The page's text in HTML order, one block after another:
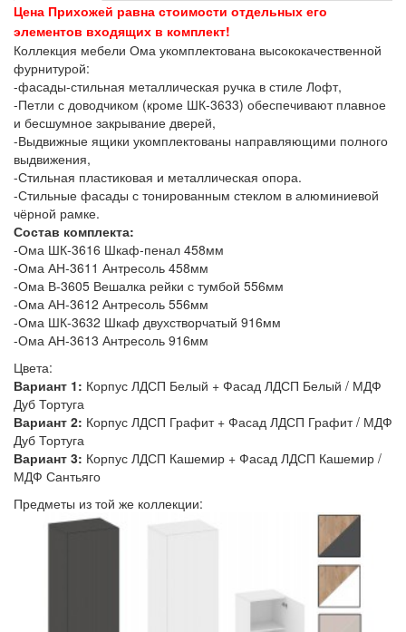
Цена Прихожей равна стоимости отдельных его
элементов входящих в комплект!
Коллекция мебели Ома укомплектована высококачественной
фурнитурой:
-фасады-стильная металлическая ручка в стиле Лофт,
-Петли с доводчиком (кроме ШК-3633) обеспечивают плавное
и бесшумное закрывание дверей,
-Выдвижные ящики укомплектованы направляющими полного
выдвижения,
-Стильная пластиковая и металлическая опора.
-Стильные фасады с тонированным стеклом в алюминиевой
чёрной рамке.
Состав комплекта:
-Ома ШК-3616 Шкаф-пенал 458мм
-Ома АН-3611 Антресоль 458мм
-Ома В-3605 Вешалка рейки с тумбой 556мм
-Ома АН-3612 Антресоль 556мм
-Ома ШК-3632 Шкаф двухстворчатый 916мм
-Ома АН-3613 Антресоль 916мм
Цвета:
Вариант 1: Корпус ЛДСП Белый + Фасад ЛДСП Белый / МДФ
Дуб Тортуга
Вариант 2: Корпус ЛДСП Графит + Фасад ЛДСП Графит / МДФ
Дуб Тортуга
Вариант 3: Корпус ЛДСП Кашемир + Фасад ЛДСП Кашемир /
МДФ Сантьяго
Предметы из той же коллекции: